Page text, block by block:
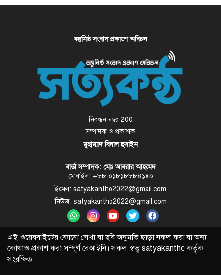
বস্তুনিষ্ঠ সংবাদ প্রকাশে অবিচল
নিবন্ধন নম্বর 200
সম্পাদক ও প্রকাশক
মুহাম্মাদ বিলাল হুসাইন
বার্তা সম্পাদক: মোঃ আবরার আহমেদ
মোবাইল: +৮৮-০১৮১৮৮৮৪১৪০
ইমেল: satyakantho2022@gmail.com
নিউজ: satyakantho2022@gmail.com
এই ওয়েবসাইটের কোনো লেখা বা ছবি অনুমতি ছাড়া নকল করা বা অন্য
কোথাও প্রকাশ করা সম্পূর্ণ বেআইনি। সকল স্বত্ব satyakantho কর্তৃক
সংরক্ষিত